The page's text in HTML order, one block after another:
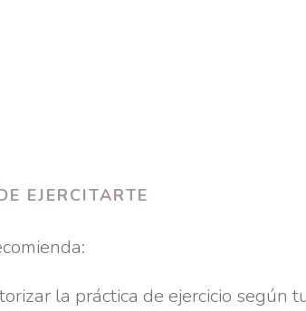
EJERCITARTE
la práctica de ejercicio según